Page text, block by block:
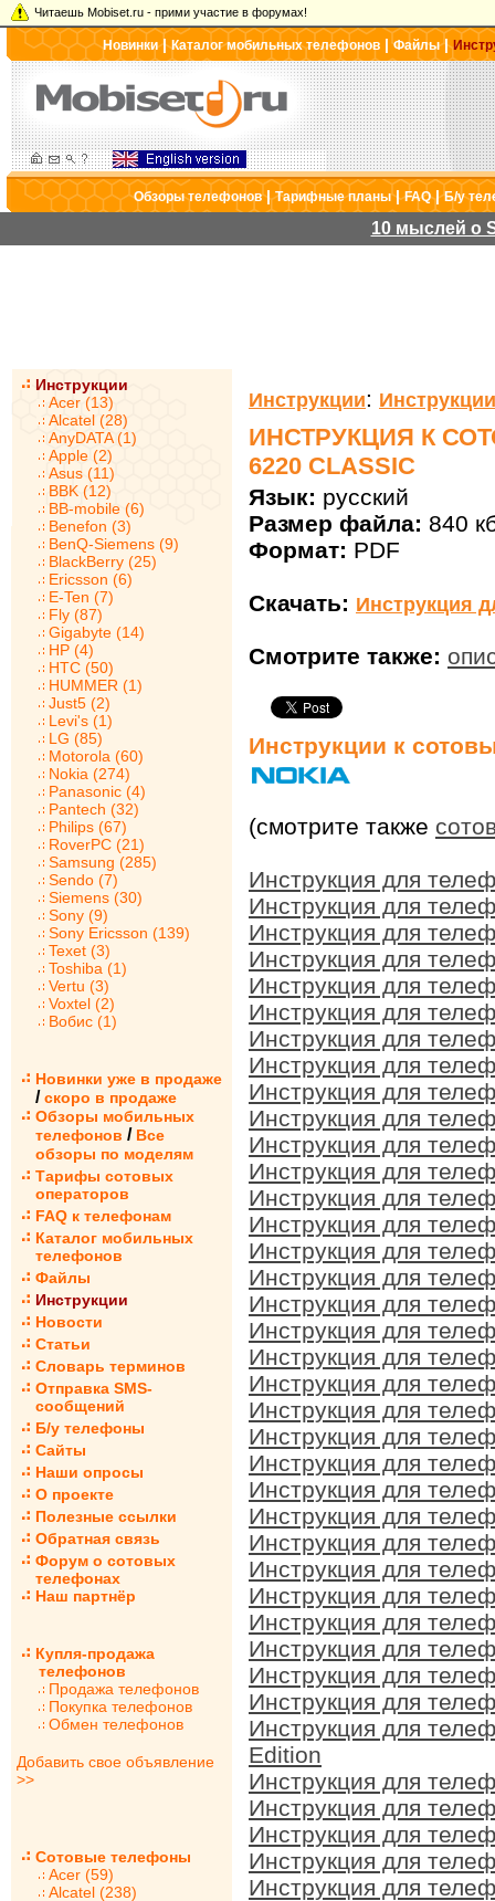
Читаешь Mobiset.ru - прими участие в форумах!
Новинки|Каталог мобильных телефонов |Файлы|
Обзоры телефонов|Тарифные планы|FAQ|Б/у
10 мыслей о
Инструкции
Acer (13)
Alcatel (28)
AnyDATA (1)
Apple (2)
Asus (11)
BBK (12)
BB-mobile (6)
Benefon (3)
BenQ-Siemens (9)
BlackBerry (25)
Ericsson (6)
E-Ten (7)
Fly (87)
Gigabyte (14)
HP (4)
HTC (50)
HUMMER (1)
Just5 (2)
Levi's (1)
LG (85)
Motorola (60)
Nokia (274)
Panasonic (4)
Pantech (32)
Philips (67)
RoverPC (21)
Samsung (285)
Sendo (7)
Siemens (30)
Sony (9)
Sony Ericsson (139)
Texet (3)
Toshiba (1)
Vertu (3)
Voxtel (2)
Вобис (1)
Новинки уже в продаже
/ скоро в продаже
Обзоры мобильных
телефонов / Все
обзоры по моделям
Тарифы сотовых
операторов
FAQ к телефонам
Каталог мобильных
телефонов
Файлы
Инструкции
Новости
Статьи
Словарь терминов
Отправка SMS-
сообщений
Б/у телефоны
Сайты
Наши опросы
О проекте
Полезные ссылки
Обратная связь
Форум о сотовых
телефонах
Наш партнёр
Купля-продажа
телефонов
Продажа телефонов
Покупка телефонов
Обмен телефонов
Добавить свое объявление
>>
Сотовые телефоны
Acer (59)
Alcatel (238)
Инструкции:
ИНСТРУКЦИЯ К
6220 CLASSIC
Язык: русский
Размер файла: 840
Формат: PDF
Скачать: Инструкция
Смотрите также:
Инструкции к
(смотрите также
Инструкция для
Инструкция для
Инструкция для
Инструкция для
Инструкция для
Инструкция для
Инструкция для
Инструкция для
Инструкция для
Инструкция для
Инструкция для
Инструкция для
Инструкция для
Инструкция для
Инструкция для
Инструкция для
Инструкция для
Инструкция для
Инструкция для
Инструкция для
Инструкция для
Инструкция для
Инструкция для
Инструкция для
Инструкция для
Инструкция для
Инструкция для
Инструкция для
Инструкция для
Инструкция для
Инструкция для
Инструкция для
Инструкция для
Edition
Инструкция для
Инструкция для
Инструкция для
Инструкция для
Инструкция для